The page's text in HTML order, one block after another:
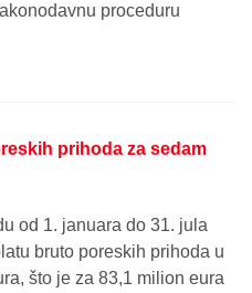
proceduru
prihoda za sedam
od 1. januara do 31. jula
bruto poreskih prihoda u
što je za 83,1 milion eura